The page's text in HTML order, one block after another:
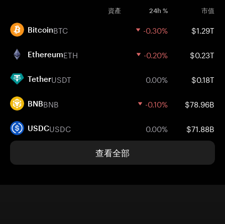
資產 24h % 市值
BitcoinBTC -0.30% $1.29T
EthereumETH -0.20% $0.23T
TetherUSDT 0.00% $0.18T
BNBBNB -0.10% $78.96B
USDCUSDC 0.00% $71.88B
查看全部